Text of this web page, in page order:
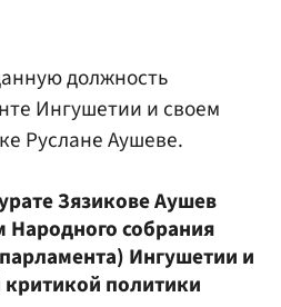
должность
Ингушетии и своем
Руслане Аушеве.
Зязикове Аушев
Народного собрания
Ингушетии и
критикой политики